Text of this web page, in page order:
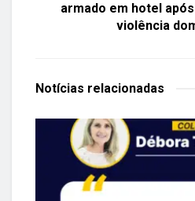
armado em hotel
violência
Notícias relacionadas